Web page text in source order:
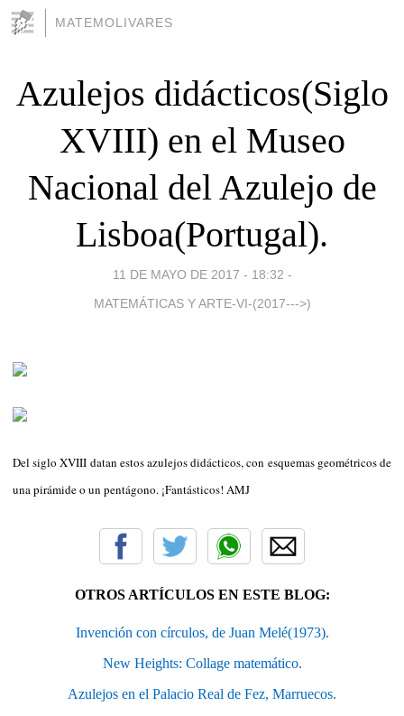
MATEMOLIVARES
Azulejos didácticos(Siglo
XVIII) en el Museo
Nacional del Azulejo de
Lisboa(Portugal).
11 DE MAYO DE 2017 - 18:32 -
MATEMÁTICAS Y ARTE-VI-(2017--->)
Del siglo XVIII datan estos azulejos didácticos, con esquemas geométricos de
una pirámide o un pentágono. ¡Fantásticos! AMJ
OTROS ARTÍCULOS EN ESTE BLOG:
Invención con círculos, de Juan Melé(1973).
New Heights: Collage matemático.
Azulejos en el Palacio Real de Fez, Marruecos.